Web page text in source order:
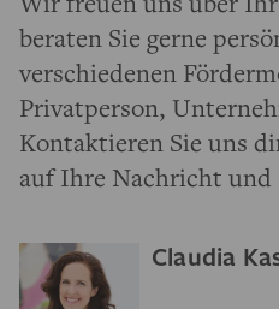
beraten Sie gerne
verschiedenen
Privatperson,
Kontaktieren Sie uns
auf Ihre Nachricht und
Claudia